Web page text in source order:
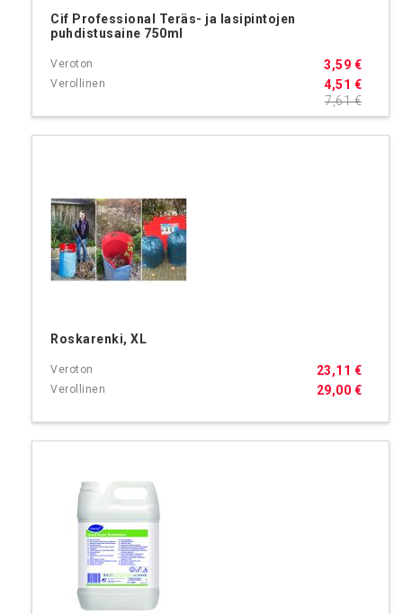
Cif Professional Teräs- ja lasipintojen
puhdistusaine 750ml
4,51 €
3,59 €
7,61 €
Roskarenki, XL
29,00 €
23,11 €